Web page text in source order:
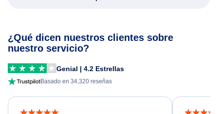
¿Qué dicen nuestros clientes sobre
nuestro servicio?
Genial | 4.2 Estrellas
Basado en 34,320 reseñas